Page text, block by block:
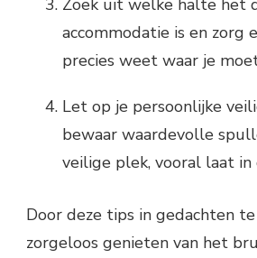
accommodatie is en zorg
precies weet waar je
Let op je persoonlijke
bewaar waardevolle
veilige plek, vooral laat in
Door deze tips in gedachten
zorgeloos genieten van het